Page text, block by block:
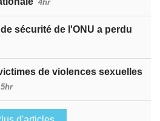
4hr
sécurité de l'ONU a perdu
de violences sexuelles
5hr